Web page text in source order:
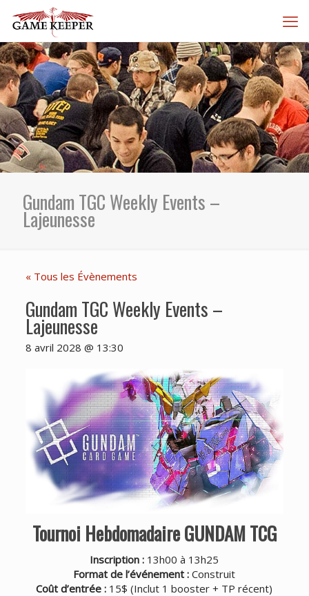
Gundam TGC Weekly Events –
Lajeunesse
« Tous les Évènements
Gundam TGC Weekly Events –
Lajeunesse
8 avril 2028 @ 13:30
Tournoi Hebdomadaire GUNDAM TCG
Inscription : 13h00 à 13h25
Format de l’événement : Construit
Coût d’entrée : 15$ (Inclut 1 booster + TP récent)